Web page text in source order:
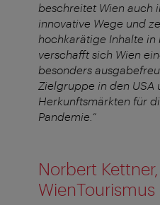
beschreitet Wien auch
innovative Wege und
hochkarätige Inhalte in
verschafft sich Wien
besonders
Zielgruppe in den
Herkunftsmärkten für
Pandemie.“
Norbert
WienTourismus